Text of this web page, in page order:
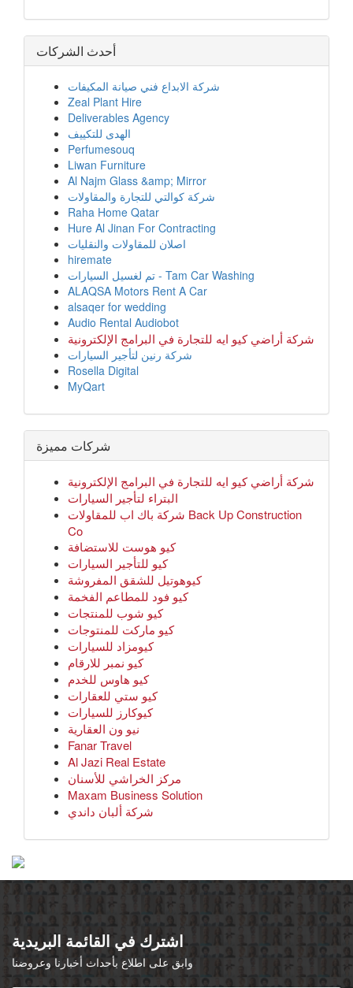
أحدث الشركات
شركة الابداع فني صيانة المكيفات
Zeal Plant Hire
Deliverables Agency
الهدى للتكييف
Perfumesouq
Liwan Furniture
Al Najm Glass &amp; Mirror
شركة كوالتي للتجارة والمقاولات
Raha Home Qatar
Hure Al Jinan For Contracting
اصلان للمقاولات والنقليات
hiremate
تم لغسيل السيارات - Tam Car Washing
ALAQSA Motors Rent A Car
alsaqer for wedding
Audio Rental Audiobot
شركة أراضي كيو ايه للتجارة في البرامج الإلكترونية
شركة رنين لتأجير السيارات
Rosella Digital
MyQart
شركات مميزة
شركة أراضي كيو ايه للتجارة في البرامج الإلكترونية
البتراء لتأجير السيارات
شركة باك اب للمقاولات Back Up Construction
Co
كيو هوست للاستضافة
كيو للتأجير السيارات
كيوهوتيل للشقق المفروشة
كيو فود للمطاعم الفخمة
كيو شوب للمنتجات
كيو ماركت للمنتوجات
كيومزاد للسيارات
كيو نمبر للارقام
كيو هاوس للخدم
كيو ستي للعقارات
كيوكارز للسيارات
نيو ون العقارية
Fanar Travel
Al Jazi Real Estate
مركز الخراشي للأسنان
Maxam Business Solution
شركة ألبان داندي
اشترك في القائمة البريدية
وابق على اطلاع بأحداث أخبارنا وعروضنا